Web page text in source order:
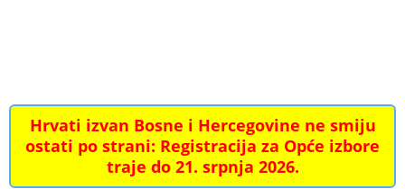
Hrvati izvan Bosne i Hercegovine ne smiju
ostati po strani: Registracija za Opće izbore
traje do 21. srpnja 2026.